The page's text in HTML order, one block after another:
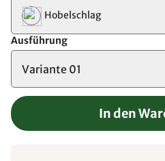
Hobelschlag
Ausführung
Variante 01
In den